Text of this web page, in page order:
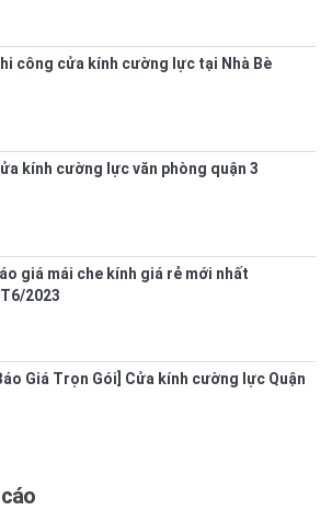
công cửa kính cường lực tại Nhà Bè
kính cường lực văn phòng quận 3
giá mái che kính giá rẻ mới nhất
2023
Giá Trọn Gói] Cửa kính cường lực Quận